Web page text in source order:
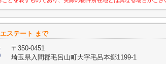
ステート まで
〒350-0451
埼玉県入間郡毛呂山町大字毛呂本郷1199-1